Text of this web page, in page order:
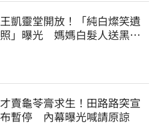
王凱靈堂開放！「純白燦笑遺
照」曝光 媽媽白髮人送黑髮
才賣龜苓膏求生！田路路突宣
布暫停 內幕曝光喊請原諒